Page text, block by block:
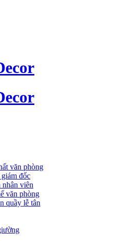
văn phòng
đốc
nhân viên
văn phòng
quầy lễ tân